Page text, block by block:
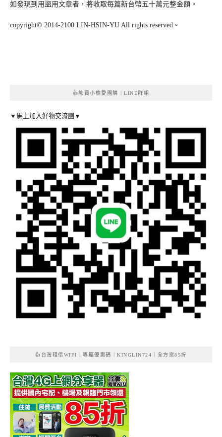
如發現到用盜用文章者，將收取每篇新台幣五十萬元整金額。
copyright© 2014-2100 LIN-HSIN-YU All rights reserved。
👍熊寶小榆愛團購｜LINE群組
▼馬上加入好物交流團▼
👍台灣租借WIFI｜專屬優惠碼｜KINGLIN724｜全方案85折